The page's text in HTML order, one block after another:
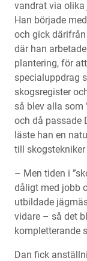
vandrat via
Han började
och gick
där han
plantering, för
specialuppdrag
skogsregister
så blev alla som
och då passade
läste han en
till
– Men tiden i
dåligt med jobb
utbildade
vidare – så det
kompletterande
Dan fick